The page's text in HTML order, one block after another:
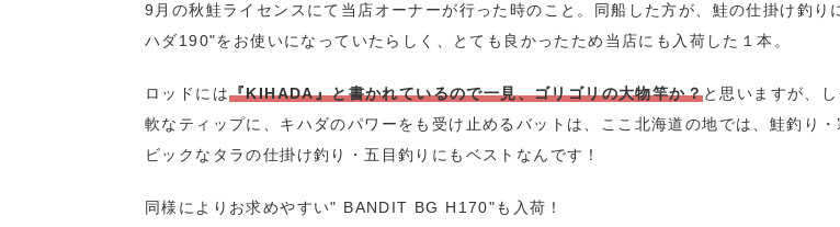
9月の秋鮭ライセンスにて当店オーナーが行った時のこと。同船した方が、鮭の仕掛け釣り
ハダ190"をお使いになっていたらしく、とても良かったため当店にも入荷した１本。
ロッドには『KIHADA』と書かれているので一見、ゴリゴリの大物竿か？と思いますが、
軟なティップに、キハダのパワーをも受け止めるバットは、ここ北海道の地では、鮭釣り
ビックなタラの仕掛け釣り・五目釣りにもベストなんです！
同様によりお求めやすい" BANDIT BG H170"も入荷！